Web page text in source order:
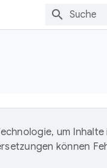
um Inhalte
können